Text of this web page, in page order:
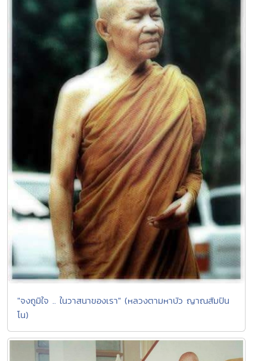
"จงถูมิใจ .. ในวาสนาของเรา" (หลวงตามหาบัว ญาณสัมปัน
โน)